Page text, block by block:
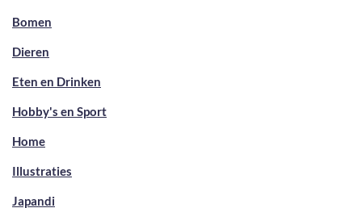
Bomen
Dieren
Eten en Drinken
Hobby's en Sport
Home
Illustraties
Japandi